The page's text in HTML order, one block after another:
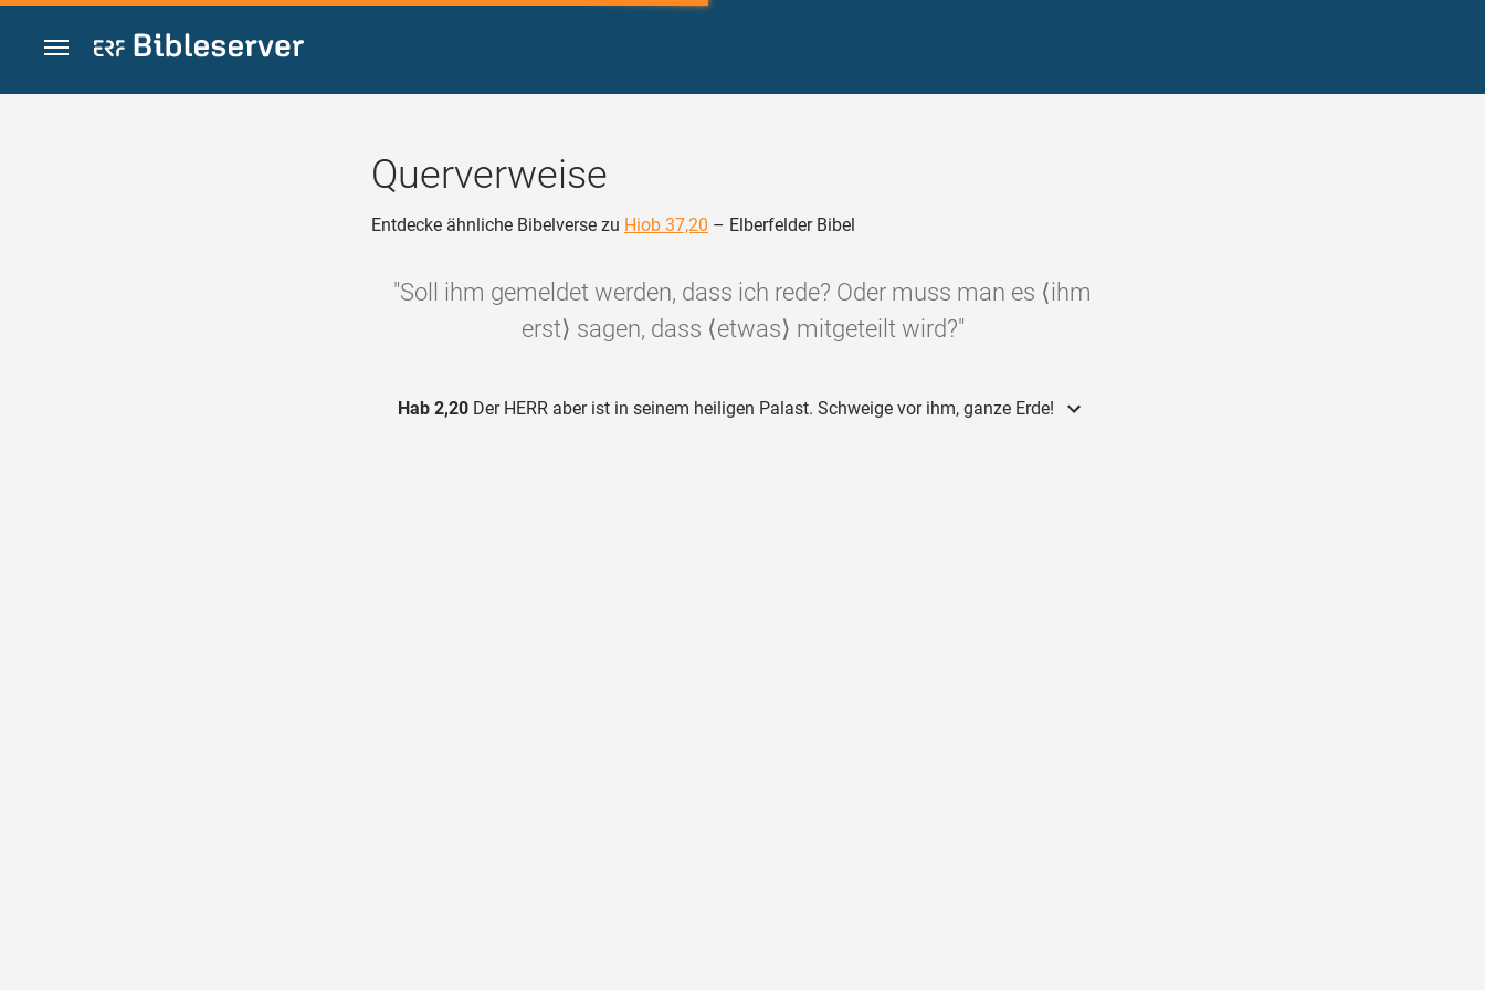
Zum Inhalt springen
Querverweise
Entdecke ähnliche Bibelverse zu Hiob 37,20 – Elberfelder Bibel
"Soll ihm gemeldet werden, dass ich rede? Oder muss man es ⟨ihm
erst⟩ sagen, dass ⟨etwas⟩ mitgeteilt wird?"
Hab 2,20 Der HERR aber ist in seinem heiligen Palast. Schweige vor ihm, ganze Erde!